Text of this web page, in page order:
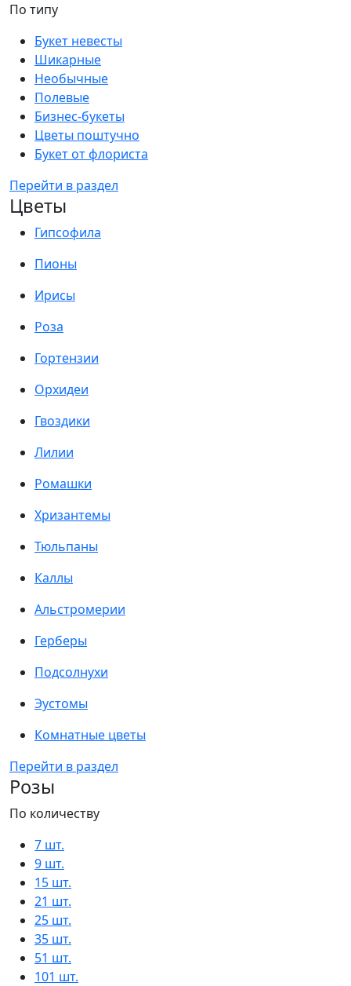
По типу
Букет невесты
Шикарные
Необычные
Полевые
Бизнес-букеты
Цветы поштучно
Букет от флориста
Перейти в раздел
Цветы
Гипсофила
Пионы
Ирисы
Роза
Гортензии
Орхидеи
Гвоздики
Лилии
Ромашки
Хризантемы
Тюльпаны
Каллы
Альстромерии
Герберы
Подсолнухи
Эустомы
Комнатные цветы
Перейти в раздел
Розы
По количеству
7 шт.
9 шт.
15 шт.
21 шт.
25 шт.
35 шт.
51 шт.
101 шт.